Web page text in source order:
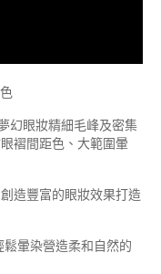
幻眼妝精細毛峰及密集
褶間距色、大範圍暈
造豐富的眼妝效果打造
暈染營造柔和自然的